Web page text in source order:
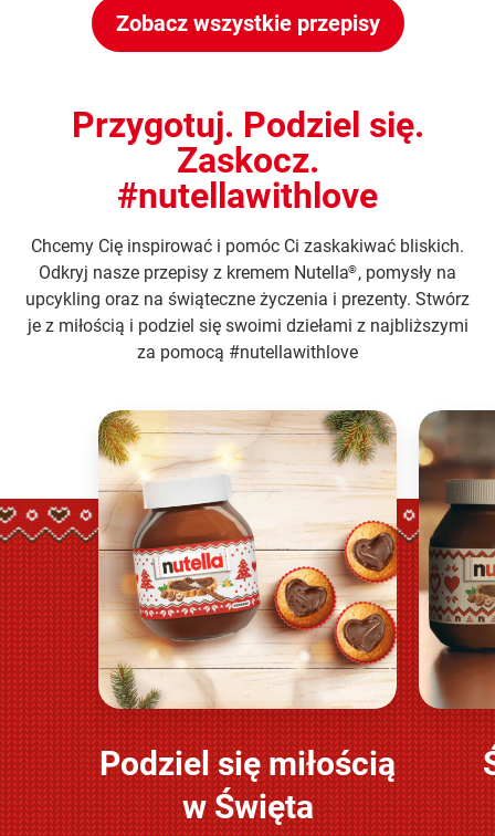
Zobacz wszystkie przepisy
Przygotuj. Podziel się.
Zaskocz.
#nutellawithlove
Chcemy Cię inspirować i pomóc Ci zaskakiwać bliskich.
Odkryj nasze przepisy z kremem Nutella®, pomysły na
upcykling oraz na świąteczne życzenia i prezenty. Stwórz
je z miłością i podziel się swoimi dziełami z najbliższymi
za pomocą #nutellawithlove
Sprawdź
Podziel się miłością
w Święta